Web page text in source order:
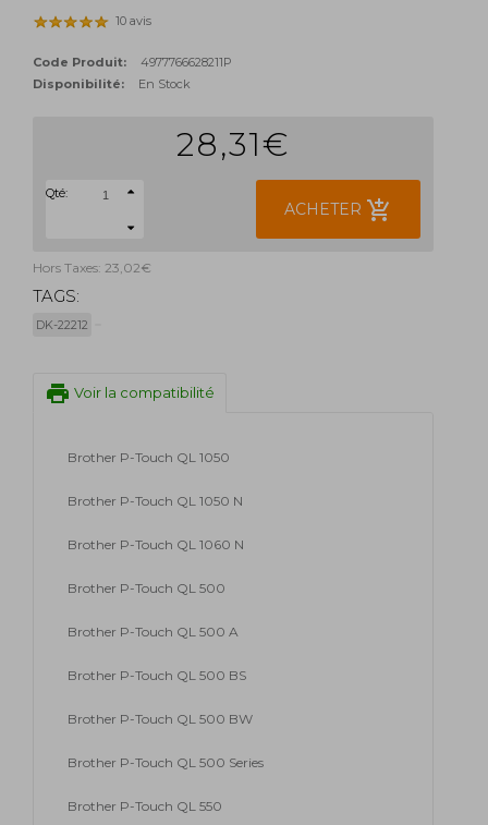
10 avis
Code Produit:
4977766628211P
Disponibilité:
En Stock
28,31€
Qté:
ACHETER add_shopping_cart
Hors Taxes: 23,02€
TAGS:
DK-22212
print Voir la compatibilité
Brother P-Touch QL 1050
Brother P-Touch QL 1050 N
Brother P-Touch QL 1060 N
Brother P-Touch QL 500
Brother P-Touch QL 500 A
Brother P-Touch QL 500 BS
Brother P-Touch QL 500 BW
Brother P-Touch QL 500 Series
Brother P-Touch QL 550